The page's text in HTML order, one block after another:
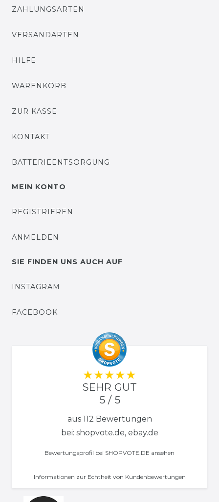
ZAHLUNGSARTEN
VERSANDARTEN
HILFE
WARENKORB
ZUR KASSE
KONTAKT
BATTERIEENTSORGUNG
MEIN KONTO
REGISTRIEREN
ANMELDEN
SIE FINDEN UNS AUCH AUF
INSTAGRAM
FACEBOOK
SEHR GUT
5 / 5
aus 112 Bewertungen
bei: shopvote.de, ebay.de
Bewertungsprofil bei SHOPVOTE.DE ansehen
Informationen zur Echtheit von Kundenbewertungen